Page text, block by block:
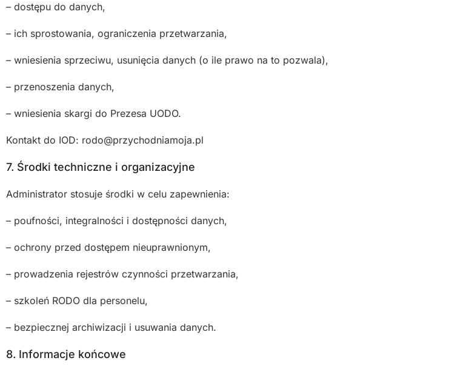
– dostępu do danych,
– ich sprostowania, ograniczenia przetwarzania,
– wniesienia sprzeciwu, usunięcia danych (o ile prawo na to pozwala),
– przenoszenia danych,
– wniesienia skargi do Prezesa UODO.
Kontakt do IOD: rodo@przychodniamoja.pl
7. Środki techniczne i organizacyjne
Administrator stosuje środki w celu zapewnienia:
– poufności, integralności i dostępności danych,
– ochrony przed dostępem nieuprawnionym,
– prowadzenia rejestrów czynności przetwarzania,
– szkoleń RODO dla personelu,
– bezpiecznej archiwizacji i usuwania danych.
8. Informacje końcowe